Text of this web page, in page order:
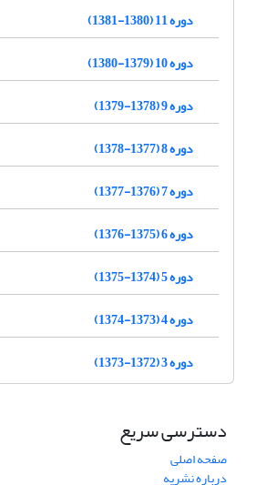
دوره 11 (1380-1381)
دوره 10 (1379-1380)
دوره 9 (1378-1379)
دوره 8 (1377-1378)
دوره 7 (1376-1377)
دوره 6 (1375-1376)
دوره 5 (1374-1375)
دوره 4 (1373-1374)
دوره 3 (1372-1373)
دسترسی سریع
صفحه اصلی
درباره نشریه